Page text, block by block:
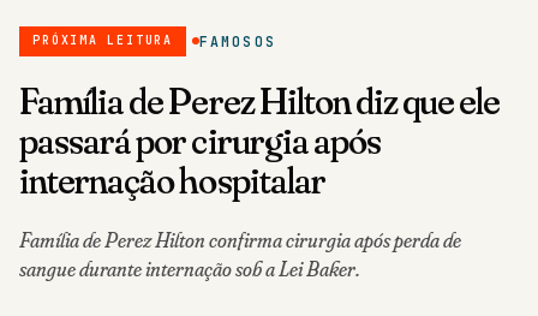
PRÓXIMA LEITURA FAMOSOS
Família de Perez Hilton diz que ele
passará por cirurgia após
internação hospitalar
Família de Perez Hilton confirma cirurgia após perda de
sangue durante internação sob a Lei Baker.